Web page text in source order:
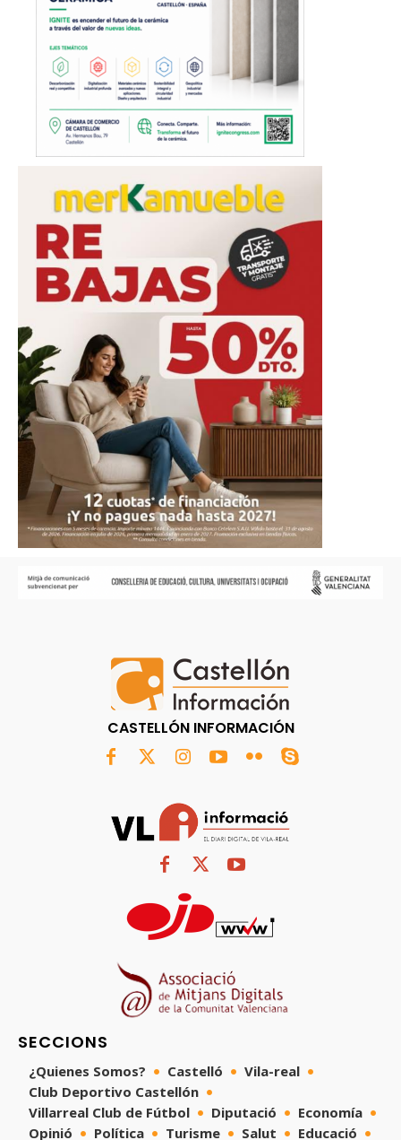
CASTELLÓN INFORMACIÓN
SECCIONS
¿Quienes Somos? Castelló
Vila-real
Club Deportivo Castellón
Villarreal Club de Fútbol
Diputació
Economía
Opinió
Política Turisme Salut
Educació